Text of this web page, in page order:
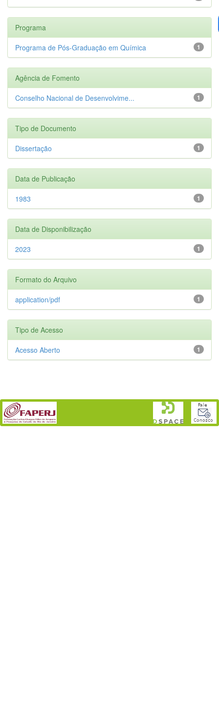
Programa
1
Programa de Pós-Graduação em Química
Agência de Fomento
1
Conselho Nacional de Desenvolvime...
Tipo de Documento
1
Dissertação
Data de Publicação
1
1983
Data de Disponibilização
1
2023
Formato do Arquivo
1
application/pdf
Tipo de Acesso
1
Acesso Aberto